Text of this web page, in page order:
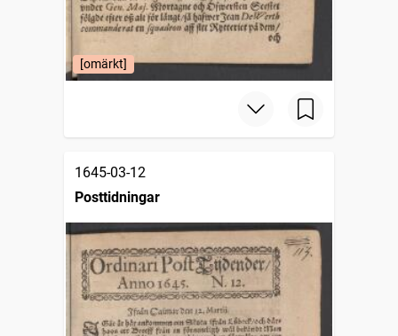
[omärkt]
1645-03-12
Posttidningar